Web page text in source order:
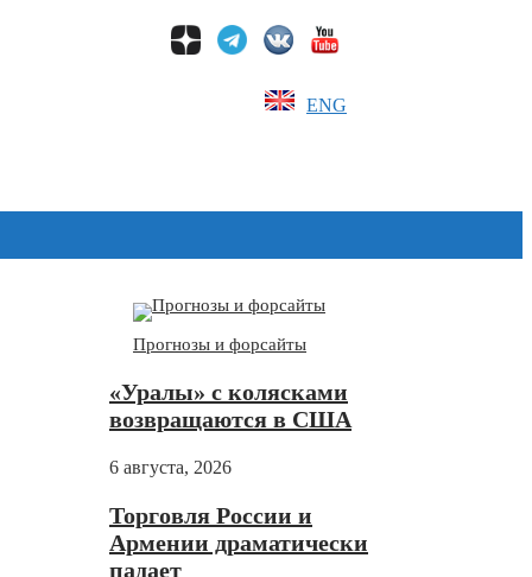
ENG
Прогнозы и форсайты
«Уралы» с колясками
возвращаются в США
6 августа, 2026
Торговля России и
Армении драматически
падает